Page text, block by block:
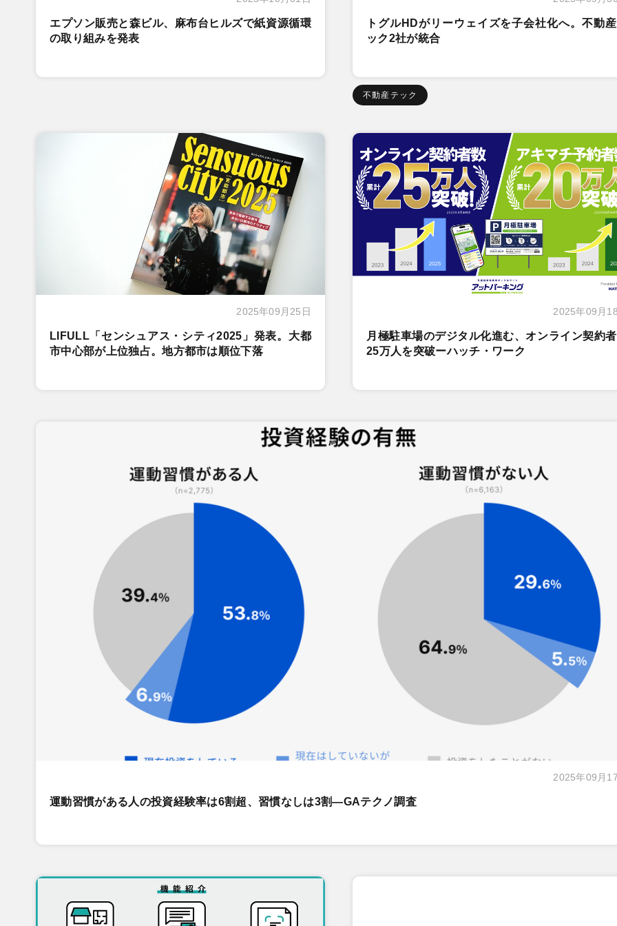
エプソン販売と森ビル、麻布台ヒルズで紙資源循環
の取り組みを発表
トグルHDがリーウェイズを子会社化へ。不動
ック2社が統合
不動産テック
2025年09月25日
LIFULL「センシュアス・シティ2025」発表。大都
市中心部が上位独占。地方都市は順位下落
2025年09月
月極駐車場のデジタル化進む、オンライン契約
25万人を突破ーハッチ・ワーク
2025年09月
運動習慣がある人の投資経験率は6割超、習慣なしは3割―GAテクノ調査